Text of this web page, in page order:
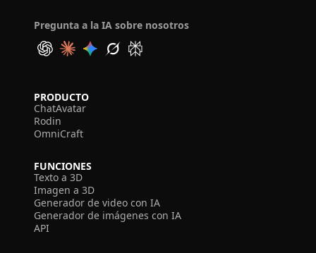
Pregunta a la IA sobre nosotros
PRODUCTO
ChatAvatar
Rodin
OmniCraft
FUNCIONES
Texto a 3D
Imagen a 3D
Generador de video con IA
Generador de imágenes con IA
API